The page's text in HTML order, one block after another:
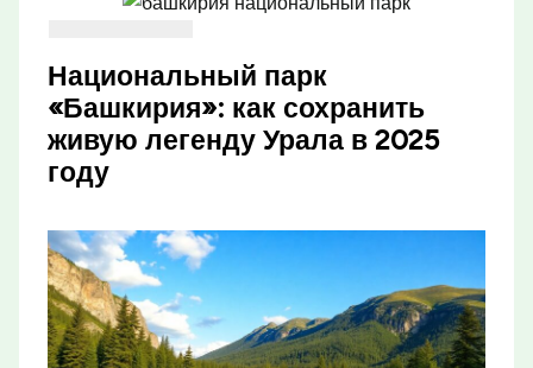
Национальный парк
«Башкирия»: как сохранить
живую легенду Урала в 2025
году